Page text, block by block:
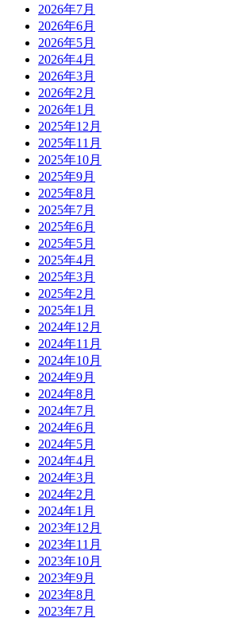
2026年7月
2026年6月
2026年5月
2026年4月
2026年3月
2026年2月
2026年1月
2025年12月
2025年11月
2025年10月
2025年9月
2025年8月
2025年7月
2025年6月
2025年5月
2025年4月
2025年3月
2025年2月
2025年1月
2024年12月
2024年11月
2024年10月
2024年9月
2024年8月
2024年7月
2024年6月
2024年5月
2024年4月
2024年3月
2024年2月
2024年1月
2023年12月
2023年11月
2023年10月
2023年9月
2023年8月
2023年7月